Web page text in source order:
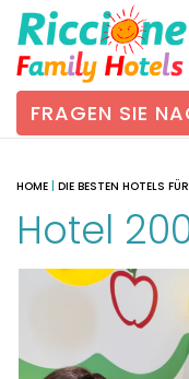
FRAGEN SIE
HOME DIE BESTEN HOTELS
Hotel